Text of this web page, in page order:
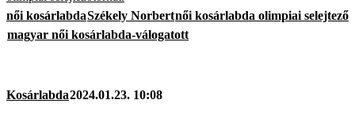
női kosárlabdaSzékely Norbertnői kosárlabda olimpiai selejtező
magyar női kosárlabda-válogatott
Kosárlabda2024.01.23. 10:08